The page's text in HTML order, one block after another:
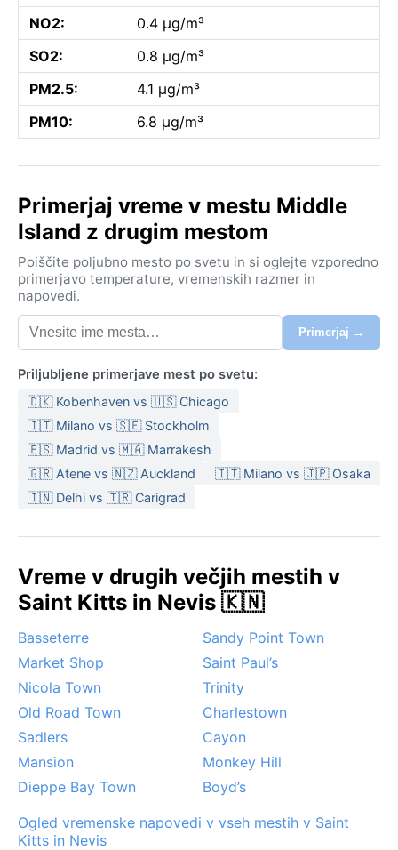
NO2:
0.4 µg/m³
SO2:
0.8 µg/m³
PM2.5:
4.1 µg/m³
PM10:
6.8 µg/m³
Primerjaj vreme v mestu Middle
Island z drugim mestom
Poiščite poljubno mesto po svetu in si oglejte vzporedno
primerjavo temperature, vremenskih razmer in
napovedi.
Primerjaj →
Priljubljene primerjave mest po svetu:
🇩🇰 Kobenhaven vs 🇺🇸 Chicago
🇮🇹 Milano vs 🇸🇪 Stockholm
🇪🇸 Madrid vs 🇲🇦 Marrakesh
🇬🇷 Atene vs 🇳🇿 Auckland
🇮🇹 Milano vs 🇯🇵 Osaka
🇮🇳 Delhi vs 🇹🇷 Carigrad
Vreme v drugih večjih mestih v
Saint Kitts in Nevis 🇰🇳
Basseterre
Sandy Point Town
Market Shop
Saint Paul’s
Nicola Town
Trinity
Old Road Town
Charlestown
Sadlers
Cayon
Mansion
Monkey Hill
Dieppe Bay Town
Boyd’s
Ogled vremenske napovedi v vseh mestih v Saint
Kitts in Nevis